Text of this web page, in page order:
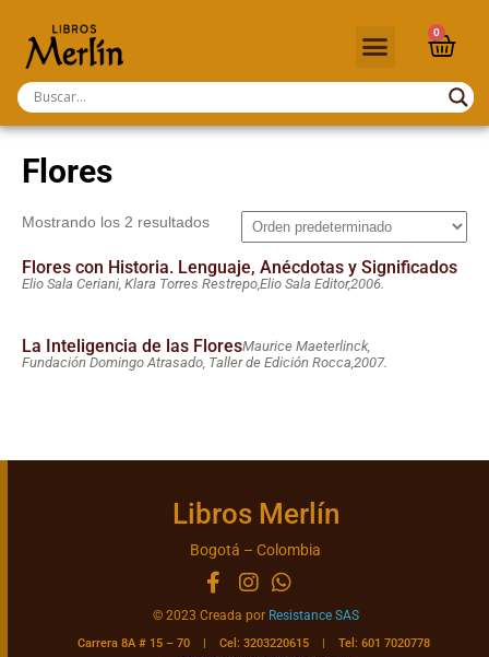
0
Flores
Mostrando los 2 resultados
Flores con Historia. Lenguaje, Anécdotas y Significados
Elio Sala Ceriani, Klara Torres Restrepo,Elio Sala Editor,2006.
La Inteligencia de las FloresMaurice Maeterlinck,
Fundación Domingo Atrasado, Taller de Edición Rocca,2007.
Libros Merlín
Bogotá – Colombia
© 2023 Creada por Resistance SAS
Carrera 8A # 15 – 70 | Cel: 3203220615 | Tel: 601 7020778